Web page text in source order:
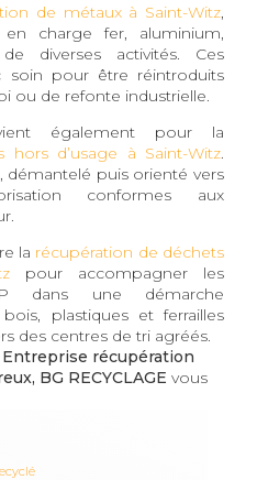
de métaux à Saint-Witz,
charge fer, aluminium,
diverses activités. Ces
soin pour être réintroduits
ou de refonte industrielle.
également pour la
hors d’usage à Saint-Witz.
démantelé puis orienté vers
conformes aux
la récupération de déchets
pour accompagner les
dans une démarche
plastiques et ferrailles
des centres de tri agréés.
Entreprise récupération
BG RECYCLAGE vous